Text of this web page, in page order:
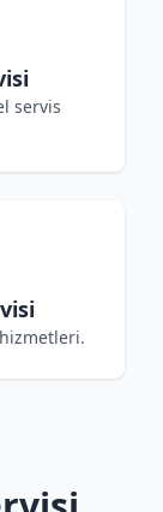
servis
hizmetleri.